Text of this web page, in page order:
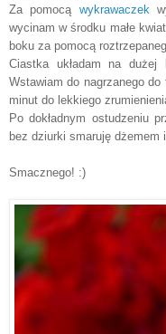
Za pomocą wykrawaczek
wycinam w środku małe
boku za pomocą
Ciastka układam na dużej
Wstawiam do nagrzanego
minut do lekkiego
Po dokładnym ostudzeniu
bez dziurki smaruję
Smacznego! :)